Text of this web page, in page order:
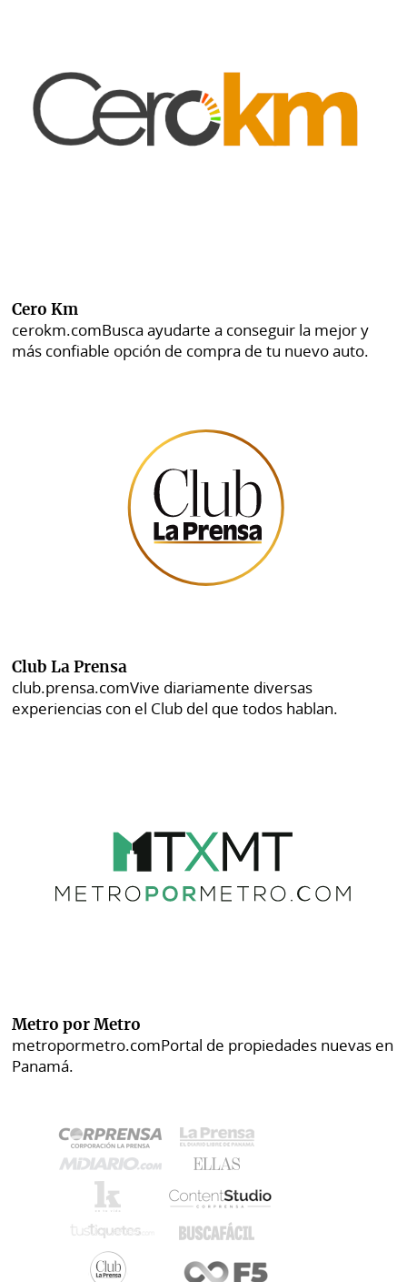
Cero Km
cerokm.comBusca ayudarte a conseguir la mejor y
más confiable opción de compra de tu nuevo auto.
Club La Prensa
club.prensa.comVive diariamente diversas
experiencias con el Club del que todos hablan.
Metro por Metro
metropormetro.comPortal de propiedades nuevas en
Panamá.